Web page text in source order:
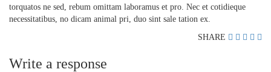
torquatos ne sed, rebum omittam laboramus et pro. Nec et cotidieque
necessitatibus, no dicam animal pri, duo sint sale tation ex.
SHARE
Write a response